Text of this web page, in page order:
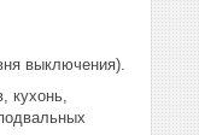
выключения).
кухонь,